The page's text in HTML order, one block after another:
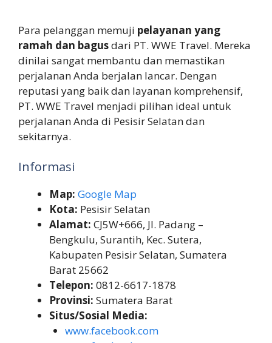
Para pelanggan memuji pelayanan yang
ramah dan bagusdari PT. WWE Travel. Mereka
dinilai sangat membantu dan memastikan
perjalanan Anda berjalan lancar. Dengan
reputasi yang baik dan layanan komprehensif,
PT. WWE Travel menjadi pilihan ideal untuk
perjalanan Anda di Pesisir Selatan dan
sekitarnya.
Informasi
Map: Google Map
Kota: Pesisir Selatan
Alamat: CJ5W+666, Jl. Padang –
Bengkulu, Surantih, Kec. Sutera,
Kabupaten Pesisir Selatan, Sumatera
Barat 25662
Telepon: 0812-6617-1878
Provinsi: Sumatera Barat
Situs/Sosial Media:
www.facebook.com